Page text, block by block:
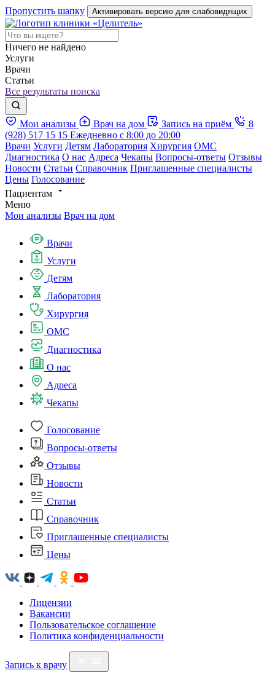
Пропустить шапку Активировать версию для слабовидящих
Ничего не найдено
Услуги
Врачи
Статьи
Все результаты поиска
Мои анализы Врач на дом Запись на приём
8
(928) 517 15 15 Ежедневно с 8:00 до 20:00
Врачи Услуги Детям Лаборатория Хирургия ОМС
Диагностика О нас Адреса Чекапы Вопросы-ответы Отзывы
Новости Статьи Справочник Приглашенные специалисты
Цены Голосование
Пациентам
Меню
Мои анализы Врач на дом
Врачи
Услуги
Детям
Лаборатория
Хирургия
ОМС
Диагностика
О нас
Адреса
Чекапы
Голосование
Вопросы-ответы
Отзывы
Новости
Статьи
Справочник
Приглашенные специалисты
Цены
Лицензии
Вакансии
Пользовательское соглашение
Политика конфиденциальности
Запись к врачу